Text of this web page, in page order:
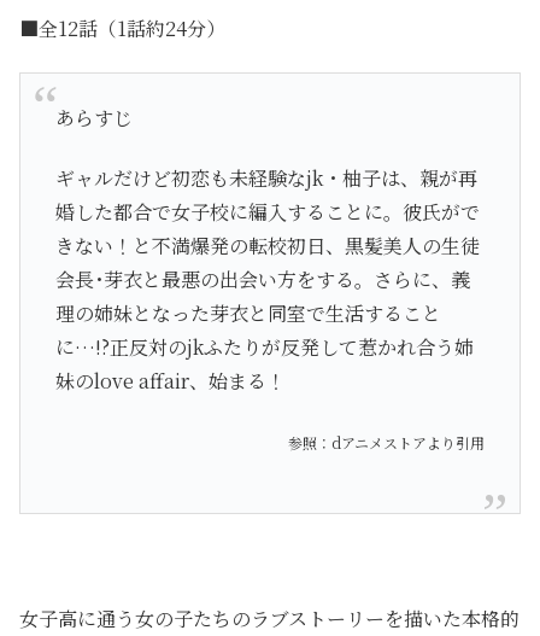
■全12話（1話約24分）
あらすじ
ギャルだけど初恋も未経験なjk・柚子は、親が再
婚した都合で女子校に編入することに。彼氏がで
きない！と不満爆発の転校初日、黒髪美人の生徒
会長･芽衣と最悪の出会い方をする。さらに、義
理の姉妹となった芽衣と同室で生活すること
に…!?正反対のjkふたりが反発して惹かれ合う姉
妹のlove affair、始まる！
参照：dアニメストアより引用
女子高に通う女の子たちのラブストーリーを描いた本格的